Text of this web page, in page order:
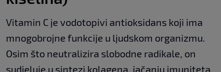
Vitamin C je vodotopivi antioksidans koji ima
mnogobrojne funkcije u ljudskom organizmu.
Osim što neutralizira slobodne radikale, on
sudjeluje u sintezi kolagena, jačanju imuniteta,